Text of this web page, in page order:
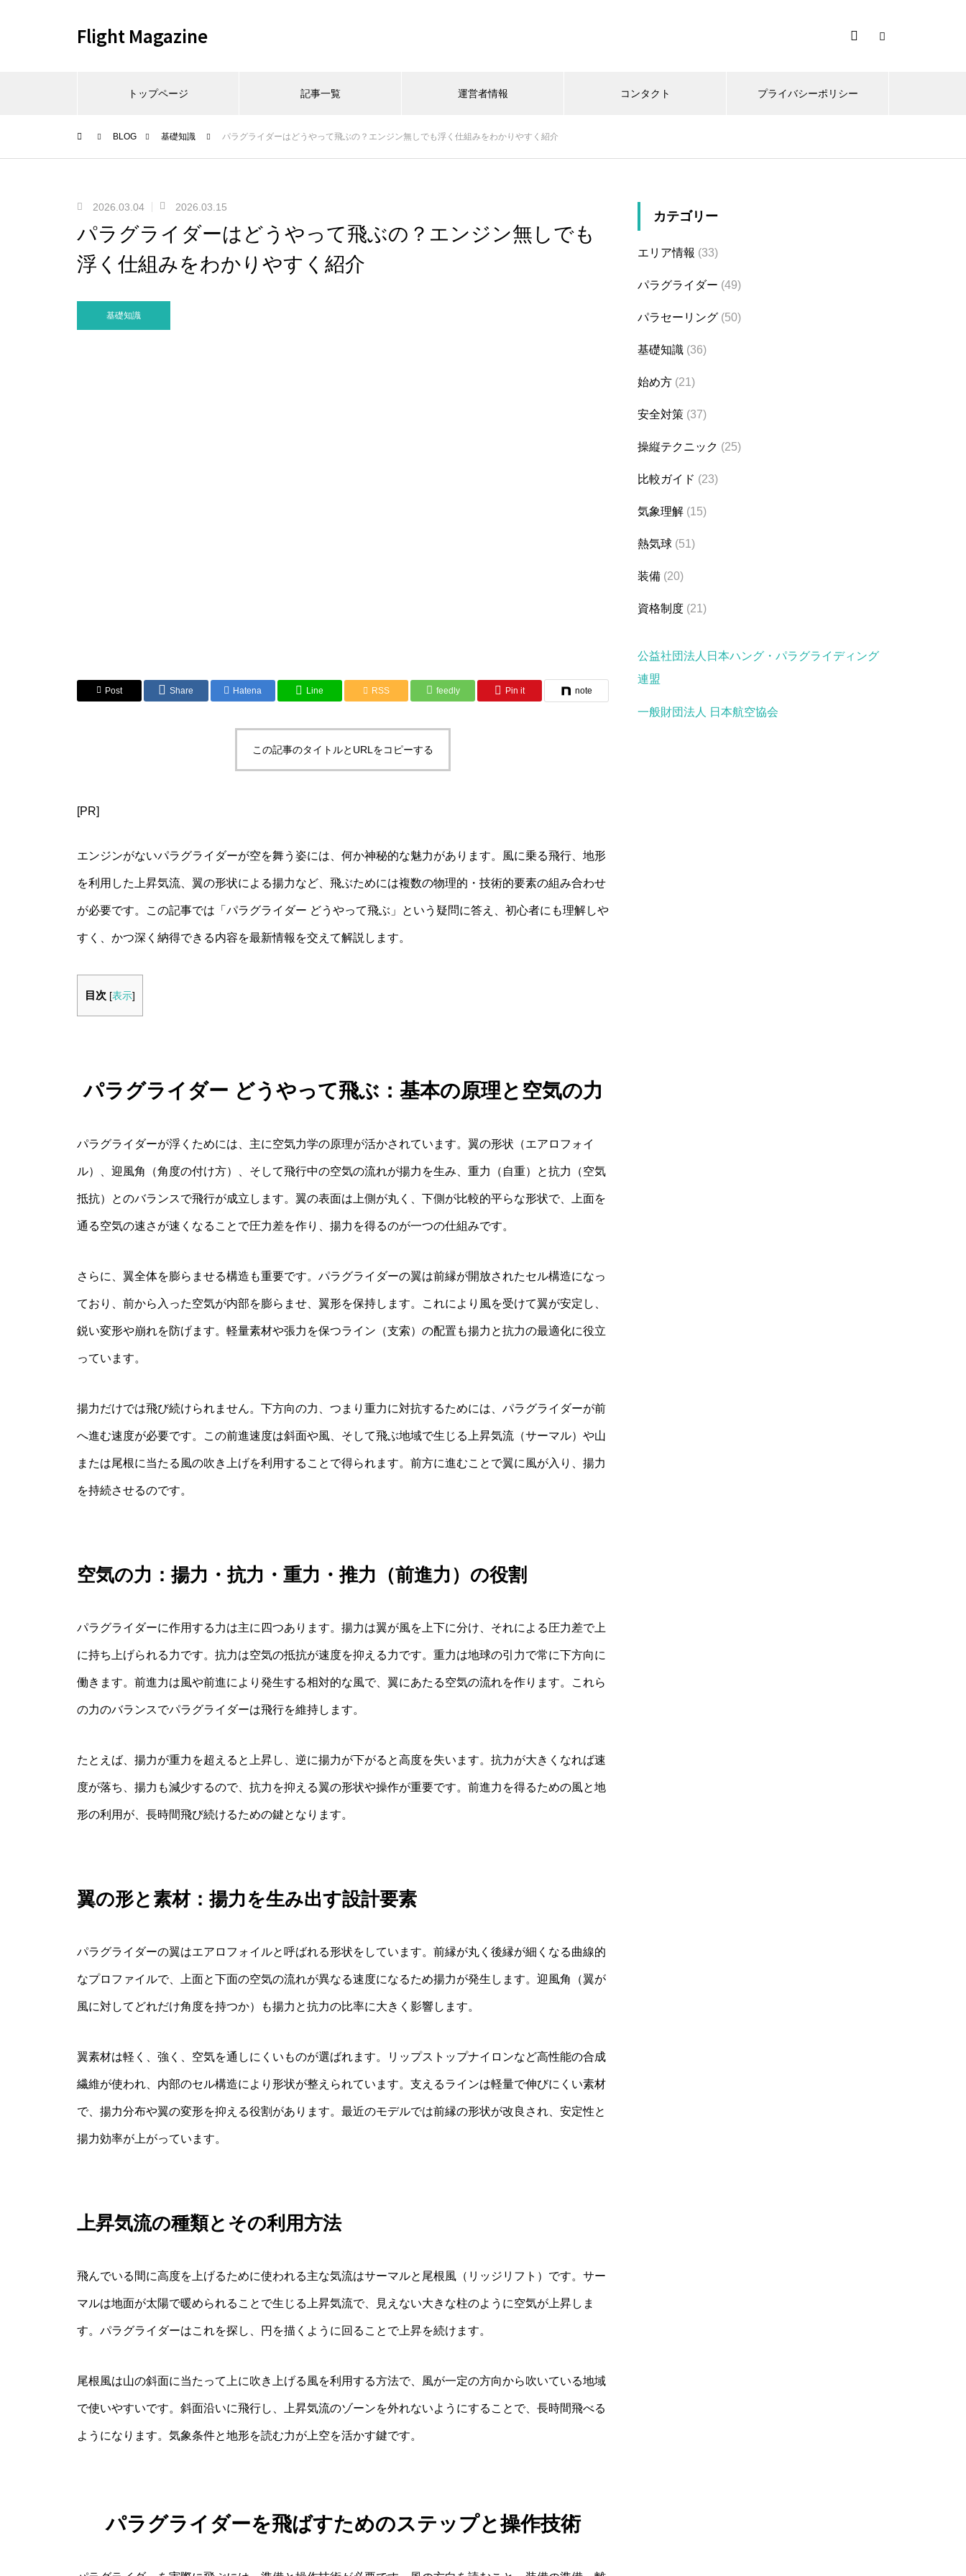
Flight Magazine
トップページ 記事一覧 運営者情報 コンタクト プライバシーポリシー
BLOG 基礎知識 パラグライダーはどうやって飛ぶの？エンジン無しでも浮く仕組みをわかりやすく紹介
2026.03.04 2026.03.15
パラグライダーはどうやって飛ぶの？エンジン無しでも
浮く仕組みをわかりやすく紹介
基礎知識
Post Share Hatena Line RSS feedly Pin it note
この記事のタイトルとURLをコピーする
[PR]
エンジンがないパラグライダーが空を舞う姿には、何か神秘的な魅力があります。風に乗る飛行、地形
を利用した上昇気流、翼の形状による揚力など、飛ぶためには複数の物理的・技術的要素の組み合わせ
が必要です。この記事では「パラグライダー どうやって飛ぶ」という疑問に答え、初心者にも理解しや
すく、かつ深く納得できる内容を最新情報を交えて解説します。
目次 [表示]
パラグライダー どうやって飛ぶ：基本の原理と空気の力
パラグライダーが浮くためには、主に空気力学の原理が活かされています。翼の形状（エアロフォイ
ル）、迎風角（角度の付け方）、そして飛行中の空気の流れが揚力を生み、重力（自重）と抗力（空気
抵抗）とのバランスで飛行が成立します。翼の表面は上側が丸く、下側が比較的平らな形状で、上面を
通る空気の速さが速くなることで圧力差を作り、揚力を得るのが一つの仕組みです。
さらに、翼全体を膨らませる構造も重要です。パラグライダーの翼は前縁が開放されたセル構造になっ
ており、前から入った空気が内部を膨らませ、翼形を保持します。これにより風を受けて翼が安定し、
鋭い変形や崩れを防げます。軽量素材や張力を保つライン（支索）の配置も揚力と抗力の最適化に役立
っています。
揚力だけでは飛び続けられません。下方向の力、つまり重力に対抗するためには、パラグライダーが前
へ進む速度が必要です。この前進速度は斜面や風、そして飛ぶ地域で生じる上昇気流（サーマル）や山
または尾根に当たる風の吹き上げを利用することで得られます。前方に進むことで翼に風が入り、揚力
を持続させるのです。
空気の力：揚力・抗力・重力・推力（前進力）の役割
パラグライダーに作用する力は主に四つあります。揚力は翼が風を上下に分け、それによる圧力差で上
に持ち上げられる力です。抗力は空気の抵抗が速度を抑える力です。重力は地球の引力で常に下方向に
働きます。前進力は風や前進により発生する相対的な風で、翼にあたる空気の流れを作ります。これら
の力のバランスでパラグライダーは飛行を維持します。
たとえば、揚力が重力を超えると上昇し、逆に揚力が下がると高度を失います。抗力が大きくなれば速
度が落ち、揚力も減少するので、抗力を抑える翼の形状や操作が重要です。前進力を得るための風と地
形の利用が、長時間飛び続けるための鍵となります。
翼の形と素材：揚力を生み出す設計要素
パラグライダーの翼はエアロフォイルと呼ばれる形状をしています。前縁が丸く後縁が細くなる曲線的
なプロファイルで、上面と下面の空気の流れが異なる速度になるため揚力が発生します。迎風角（翼が
風に対してどれだけ角度を持つか）も揚力と抗力の比率に大きく影響します。
翼素材は軽く、強く、空気を通しにくいものが選ばれます。リップストップナイロンなど高性能の合成
繊維が使われ、内部のセル構造により形状が整えられています。支えるラインは軽量で伸びにくい素材
で、揚力分布や翼の変形を抑える役割があります。最近のモデルでは前縁の形状が改良され、安定性と
揚力効率が上がっています。
上昇気流の種類とその利用方法
飛んでいる間に高度を上げるために使われる主な気流はサーマルと尾根風（リッジリフト）です。サー
マルは地面が太陽で暖められることで生じる上昇気流で、見えない大きな柱のように空気が上昇しま
す。パラグライダーはこれを探し、円を描くように回ることで上昇を続けます。
尾根風は山の斜面に当たって上に吹き上げる風を利用する方法で、風が一定の方向から吹いている地域
で使いやすいです。斜面沿いに飛行し、上昇気流のゾーンを外れないようにすることで、長時間飛べる
ようになります。気象条件と地形を読む力が上空を活かす鍵です。
パラグライダーを飛ばすためのステップと操作技術
カテゴリー
エリア情報 (33)
パラグライダー (49)
パラセーリング (50)
基礎知識 (36)
始め方 (21)
安全対策 (37)
操縦テクニック (25)
比較ガイド (23)
気象理解 (15)
熱気球 (51)
装備 (20)
資格制度 (21)
公益社団法人日本ハング・パラグライディング
連盟
一般財団法人 日本航空協会